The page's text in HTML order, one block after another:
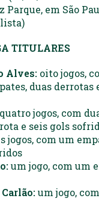
em São
TITULARES
Alves: oito jogos,
duas derrotas
quatro jogos, com
e seis gols
jogos, com um
um jogo, com um
um jogo,